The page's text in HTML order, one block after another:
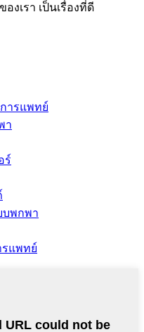
งเรา เป็นเรื่องที่ดี
ารแพทย์
า
ร์
บพกพา
รแพทย์